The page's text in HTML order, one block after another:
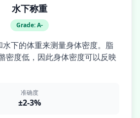
水下称重
Grade:A-
下的体重来测量身体密度。脂
密度低，因此身体密度可以反映
准确度
±2-3%